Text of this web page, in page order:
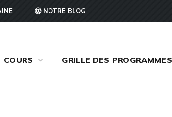
NOTRE BLOG
COURS GRILLE DES PROGRAMMES